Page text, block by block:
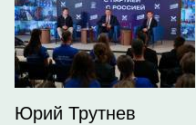
Юрий Трутнев